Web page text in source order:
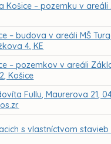
Košice – pozemku v
– budova v areáli MŠ
4, KE
– pozemkov v areáli
Košice
Fullu, Maurerova 21,
s vlastníctvom stavieb